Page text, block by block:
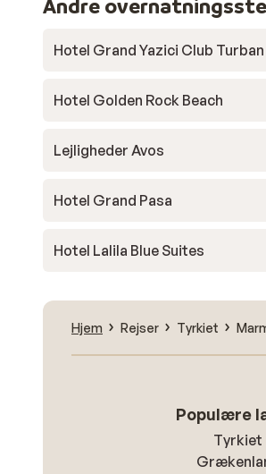
Andre
Hotel Grand Yazici Club Turban
Hotel Golden Rock Beach
Lejligheder Avos
Hotel Grand Pasa
Hotel Lalila Blue Suites
Hjem Rejser Tyrkiet
Populære
Tyrkiet